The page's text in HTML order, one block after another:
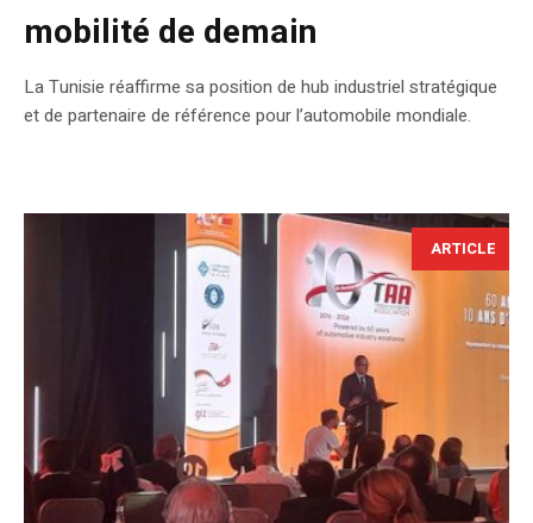
mobilité de demain
La Tunisie réaffirme sa position de hub industriel stratégique
et de partenaire de référence pour l’automobile mondiale.
ARTICLE